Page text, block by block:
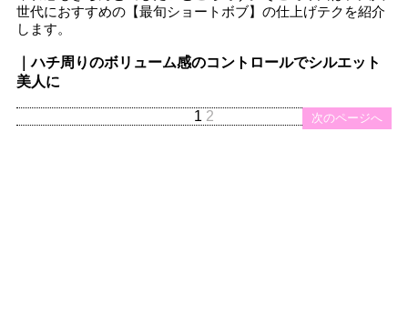
世代におすすめの【最旬ショートボブ】の仕上げテクを紹介
します。
｜ハチ周りのボリューム感のコントロールでシルエット
美人に
次のページへ
1 2